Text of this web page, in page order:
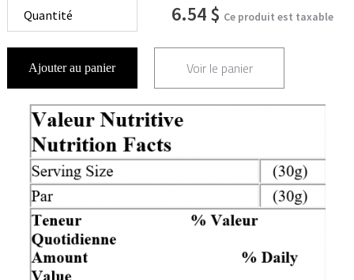
6.54 $ Ce produit est taxable
Ajouter au panier Voir le panier